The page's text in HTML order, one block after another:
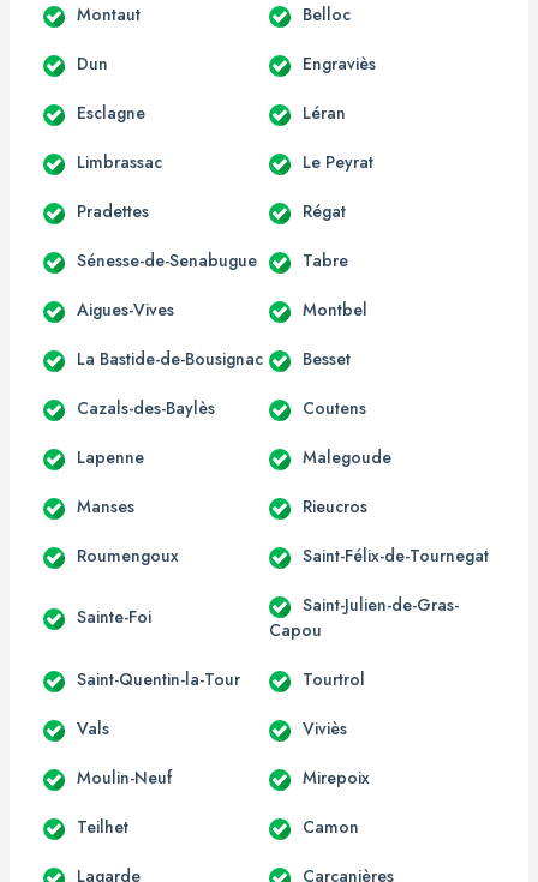
Montaut Belloc
Dun Engraviès
Esclagne Léran
Limbrassac Le Peyrat
Pradettes Régat
Sénesse-de-Senabugue Tabre
Aigues-Vives Montbel
La Bastide-de-Bousignac Besset
Cazals-des-Baylès Coutens
Lapenne Malegoude
Manses Rieucros
Roumengoux Saint-Félix-de-Tournegat
Sainte-Foi
Saint-Julien-de-Gras-
Capou
Saint-Quentin-la-Tour Tourtrol
Vals Viviès
Moulin-Neuf Mirepoix
Teilhet Camon
Lagarde Carcanières